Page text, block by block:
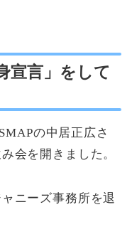
宣言」をして
の中居正広さ
会を開きました。
ニーズ事務所を退